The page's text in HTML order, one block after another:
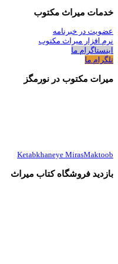
خدمات میراث مکتوب
عضویت در خبرنامه
نرم افزار میراث مکتوب
اینستاگرام ما
تلگرام ما
میرات مکتوب در نورمگز
Ketabkhaneye MirasMaktoob
بازدید فروشگاه کتاب میراث